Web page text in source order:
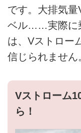
です。大排気
ベル……実際に
は、Vストロー
信じられません
Vストローム
ら！